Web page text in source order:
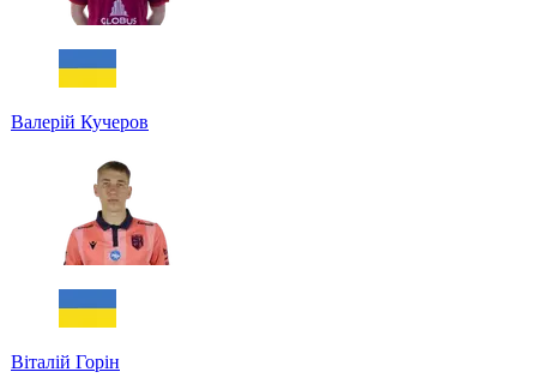
Валерій Кучеров
Віталій Горін